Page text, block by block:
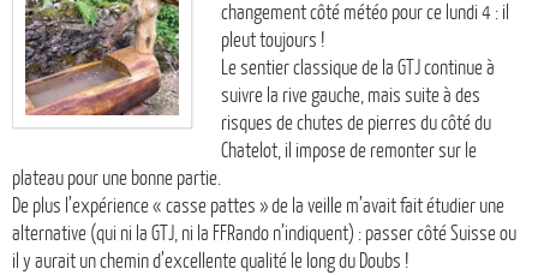
changement côté météo pour ce lundi 4 : il
pleut toujours !
Le sentier classique de la GTJ continue à
suivre la rive gauche, mais suite à des
risques de chutes de pierres du côté du
Chatelot, il impose de remonter sur le
plateau pour une bonne partie.
De plus l’expérience « casse pattes » de la veille m’avait fait étudier une
alternative (qui ni la GTJ, ni la FFRando n’indiquent) : passer côté Suisse ou
il y aurait un chemin d’excellente qualité le long du Doubs !